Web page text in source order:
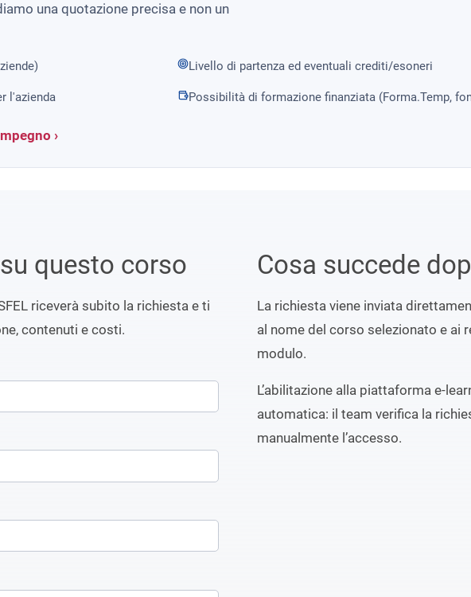
una quotazione precisa e non un
Livello di partenza ed eventuali crediti/esoneri
l'azienda Possibilità di formazione finanziata (Forma.Temp,
›
questo corso
riceverà subito la richiesta e ti
contenuti e costi.
Cosa succede
La richiesta viene inviata
al nome del corso selezionato e ai
modulo.
L’abilitazione alla piattaforma e-
automatica: il team verifica la
manualmente l’accesso.